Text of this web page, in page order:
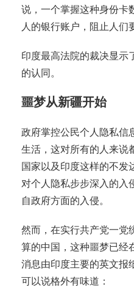
说，一个掌握这种身份卡
人的银行账户，阻止人们
印度最高法院的裁决显示
的认同。
噩梦从新疆开始
政府掌控公民个人隐私信
生活，这对所有的人来说
国家以及印度这样的不发
对个人隐私步步深入的入
自政府方面的入侵。
然而，在实行共产党一党
算的中国，这种噩梦已经
消息由印度主要的英文报
可以说格外有味道：